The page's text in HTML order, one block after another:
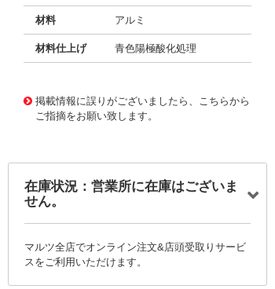
材料 アルミ
材料仕上げ 青色陽極酸化処理
掲載情報に誤りがございましたら、こちらから
ご指摘をお願い致します。
在庫状況：営業所に在庫はございま
せん。
マルツ全店でオンライン注文&店頭受取りサービ
スをご利用いただけます。